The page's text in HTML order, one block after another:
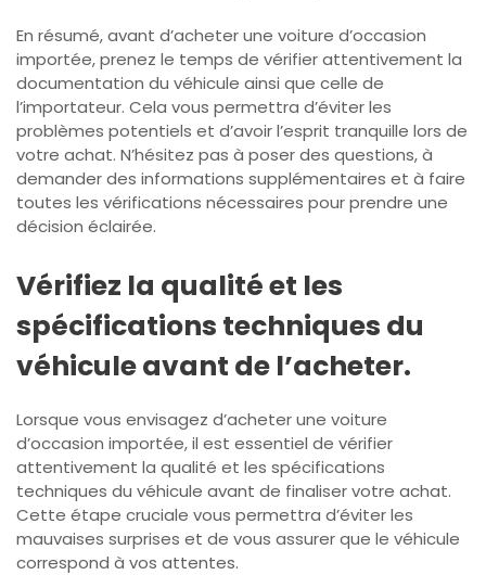
En résumé, avant d’acheter une voiture d’occasion
importée, prenez le temps de vérifier attentivement la
documentation du véhicule ainsi que celle de
l’importateur. Cela vous permettra d’éviter les
problèmes potentiels et d’avoir l’esprit tranquille lors de
votre achat. N’hésitez pas à poser des questions, à
demander des informations supplémentaires et à faire
toutes les vérifications nécessaires pour prendre une
décision éclairée.
Vérifiez la qualité et les
spécifications techniques du
véhicule avant de l’acheter.
Lorsque vous envisagez d’acheter une voiture
d’occasion importée, il est essentiel de vérifier
attentivement la qualité et les spécifications
techniques du véhicule avant de finaliser votre achat.
Cette étape cruciale vous permettra d’éviter les
mauvaises surprises et de vous assurer que le véhicule
correspond à vos attentes.